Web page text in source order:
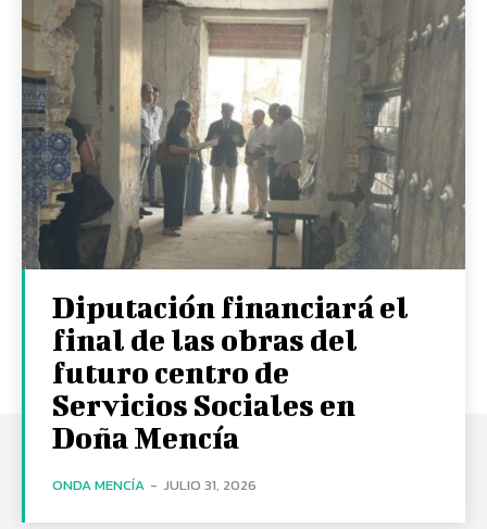
Diputación financiará el
final de las obras del
futuro centro de
Servicios Sociales en
Doña Mencía
ONDA MENCÍA - JULIO 31, 2026